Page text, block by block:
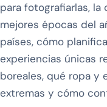
para fotografiarlas, la
mejores épocas del
países, cómo
experiencias únicas
boreales, qué ropa y
extremas y cómo